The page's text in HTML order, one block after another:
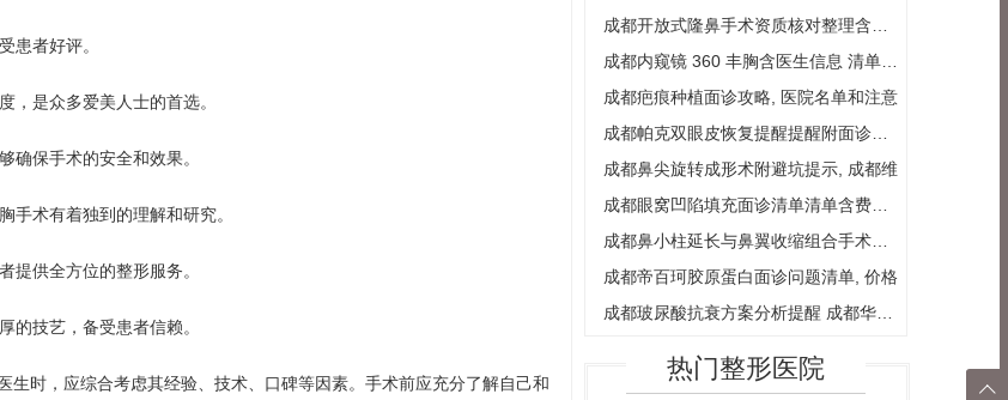
患者好评。
，是众多爱美人士的首选。
确保手术的安全和效果。
手术有着独到的理解和研究。
提供全方位的整形服务。
的技艺，备受患者信赖。
时，应综合考虑其经验、技术、口碑等因素。手术前应充分了解自己和
成都疤痕种植面诊攻略, 医院名单和注意
成都鼻尖旋转成形术附避坑提示, 成都维
成都帝百珂胶原蛋白面诊问题清单, 价格
热门整形医院
